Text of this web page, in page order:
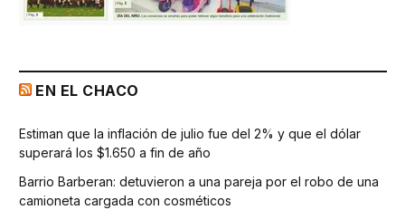
EN EL CHACO
Estiman que la inflación de julio fue del 2% y que el dólar
superará los $1.650 a fin de año
Barrio Barberan: detuvieron a una pareja por el robo de una
camioneta cargada con cosméticos